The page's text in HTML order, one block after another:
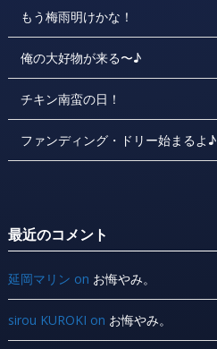
もう梅雨明けかな！
俺の大好物が来る〜♪
チキン南蛮の日！
ファンディング・ドリー始まるよ♪
最近のコメント
延岡マリン on お悔やみ。
sirou KUROKI on お悔やみ。